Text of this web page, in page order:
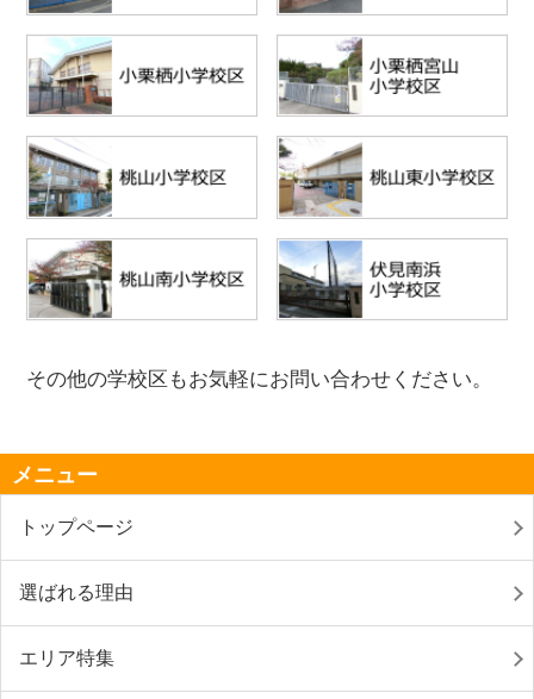
その他の学校区もお気軽にお問い合わせください。
メニュー
トップページ
選ばれる理由
エリア特集